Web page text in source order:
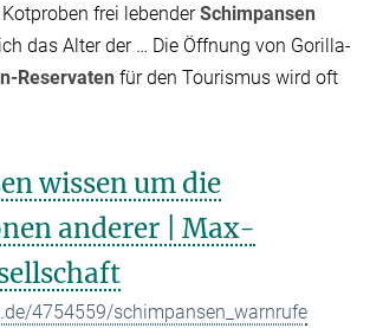
frei lebenderSchimpansen
das Alter der … Die Öffnung von Gorilla-
Reservaten für den Tourismus wird oft
wissen um die
anderer | Max-
4754559/schimpansen_warnrufe